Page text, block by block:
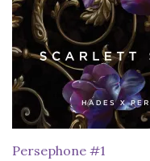
Persephone #1